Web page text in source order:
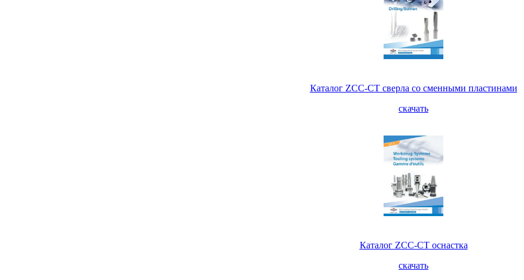
Каталог ZCC-CT сверла со сменными пластинами
скачать
Каталог ZCC-CT оснастка
скачать